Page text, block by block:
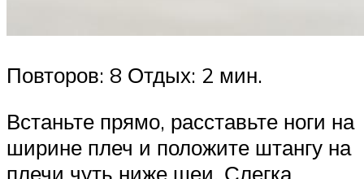
Повторов: 8 Отдых: 2 мин.
Встаньте прямо, расставьте ноги на
ширине плеч и положите штангу на
плечи чуть ниже шеи. Слегка